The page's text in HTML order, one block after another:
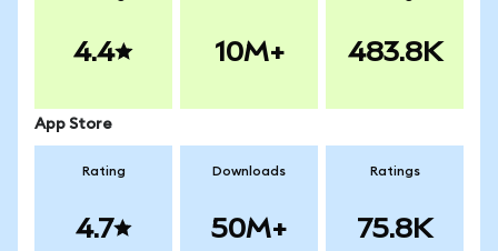
4.4 10M+ 483.8K
App Store
Rating
4.7
Downloads
50M+
Ratings
75.8K